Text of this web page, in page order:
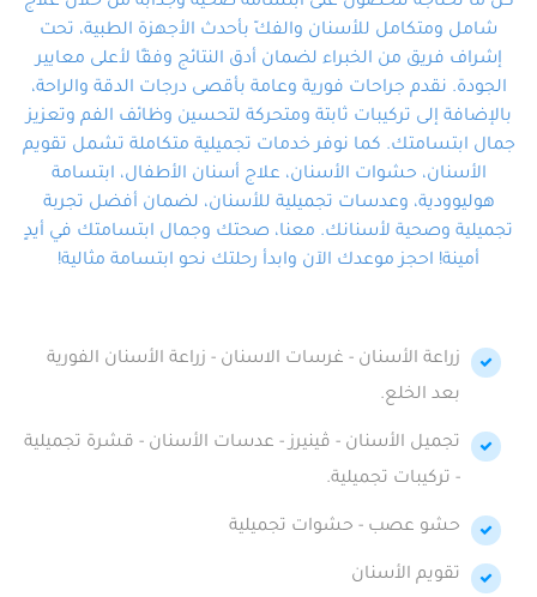
في أيد أمينة تلبي احتياجاتك بكل
احترافية ودقة.
شامل ومتكامل للأسنان والفكّ بأحدث الأجهزة الطبية، تحت
إشراف فريق من الخبراء لضمان أدق النتائج وفقًا لأعلى معايير
الجودة. نقدم جراحات فورية وعامة بأقصى درجات الدقة والراحة،
بالإضافة إلى تركيبات ثابتة ومتحركة لتحسين وظائف الفم وتعزيز
جمال ابتسامتك. كما نوفر خدمات تجميلية متكاملة تشمل تقويم
الأسنان، حشوات الأسنان، علاج أسنان الأطفال، ابتسامة
هوليوودية، وعدسات تجميلية للأسنان، لضمان أفضل تجربة
تجميلية وصحية لأسنانك. معنا، صحتك وجمال ابتسامتك في أيدٍ
أمينة! احجز موعدك الآن وابدأ رحلتك نحو ابتسامة مثالية!
زراعة الأسنان - غرسات الاسنان - زراعة الأسنان الفورية
بعد الخلع.
تجميل الأسنان - ڤينيرز - عدسات الأسنان - قشرة تجميلية
- تركيبات تجميلية.
حشو عصب - حشوات تجميلية
تقويم الأسنان